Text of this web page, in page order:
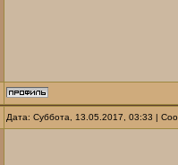
Дата: Суббота, 13.05.2017, 03:33 |